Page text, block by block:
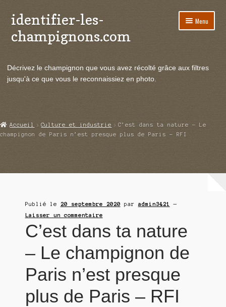
Aller
à
la
Aller
au
contenu
identifier-les-
champignons.com
Menu
le
Actualités
menu
Echanges et contacts
Ouvrir
Décrivez le champignon que vous avez récolté grâce aux filtres
jusqu'à ce que vous le reconnaissiez en photo.
Accueil Culture et industrie
C’est dans ta nature – Le
champignon de Paris n’est presque plus de Paris – RFI
Publié le 20 septembre 2020 paradmin3421
—
Laisser un commentaire
C’est dans ta nature
– Le champignon de
Paris n’est presque
plus de Paris – RFI